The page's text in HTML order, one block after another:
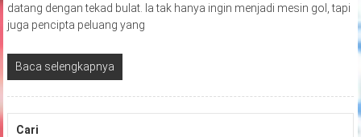
datang dengan tekad bulat. Ia tak hanya ingin menjadi mesin gol, tapi
juga pencipta peluang yang
Baca selengkapnya
Cari